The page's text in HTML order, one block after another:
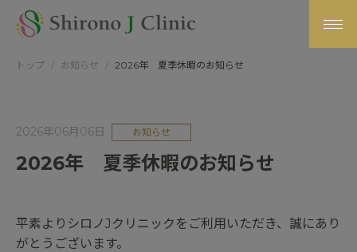
トップ お知らせ 2026年 夏季休暇のお知らせ
2026年06月06日 お知らせ
2026年 夏季休暇のお知らせ
平素よりシロノJクリニックをご利用いただき、誠にあり
がとうございます。